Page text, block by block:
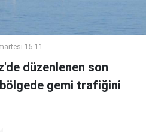
15:11
düzenlenen son
bölgede gemi trafiğini